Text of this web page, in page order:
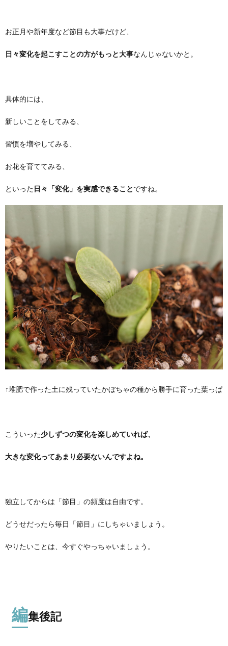
お正月や新年度など節目も大事だけど、
日々変化を起こすことの方がもっと大事なんじゃないかと。
具体的には、
新しいことをしてみる、
習慣を増やしてみる、
お花を育ててみる、
といった 日々「変化」を実感できることですね。
↑堆肥で作った土に残っていたかぼちゃの種から勝手に育った葉っぱ
こういった少しずつの変化を楽しめていれば、
大きな変化ってあまり必要ないんですよね。
独立してからは「節目」の頻度は自由です。
どうせだったら毎日「節目」にしちゃいましょう。
やりたいことは、今すぐやっちゃいましょう。
編集後記